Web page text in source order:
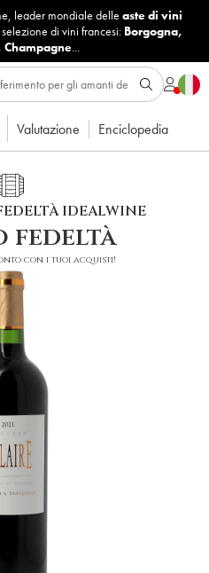
leader mondiale delle aste di vini
di vini francesi: Borgogna,
Champagne...
Valutazione Enciclopedia
IDEALWINE
fedeltà
con i tuoi acquisti!